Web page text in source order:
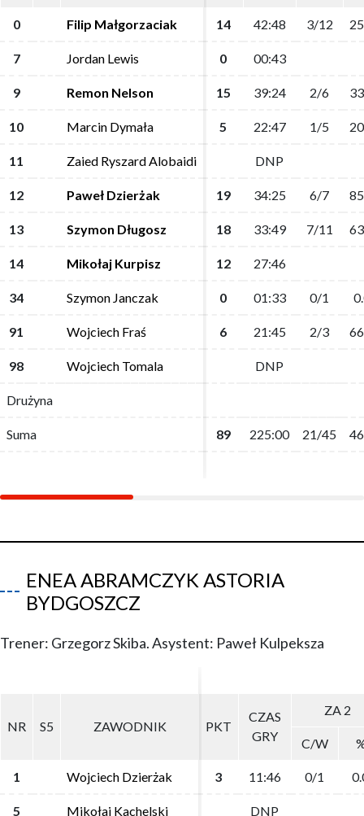
0 Filip Małgorzaciak 14 42:48 3/12
7 Jordan Lewis 0 00:43
9 Remon Nelson 15 39:24 2/6
10 Marcin Dymała 5 22:47 1/5
11 Zaied Ryszard Alobaidi DNP
12 Paweł Dzierżak 19 34:25 6/7
13 Szymon Długosz 18 33:49 7/11
14 Mikołaj Kurpisz 12 27:46
34 Szymon Janczak 0 01:33 0/1
91 Wojciech Fraś 6 21:45 2/3
98 Wojciech Tomala DNP
Drużyna
Suma 89 225:00 21/45
0 Filip Małgorzaciak 14 42:48 3/12
7 Jordan Lewis 0 00:43
9 Remon Nelson 15 39:24 2/6
10 Marcin Dymała 5 22:47 1/5
11 Zaied Ryszard Alobaidi DNP
12 Paweł Dzierżak 19 34:25 6/7
13 Szymon Długosz 18 33:49 7/11
14 Mikołaj Kurpisz 12 27:46
34 Szymon Janczak 0 01:33 0/1
91 Wojciech Fraś 6 21:45 2/3
98 Wojciech Tomala DNP
Drużyna
Suma 89 225:00 21/45
ENEA ABRAMCZYK ASTORIA
BYDGOSZCZ
Trener: Grzegorz Skiba. Asystent: Paweł Kulpeksza
NR S5 ZAWODNIK PKT
CZAS
GRY
ZA 2
C/W
1 Wojciech Dzierżak 3 11:46 0/1
5 Mikołaj Kachelski DNP
NR S5 ZAWODNIK PKT
CZAS
GRY
ZA 2
C/W
1 Wojciech Dzierżak 3 11:46 0/1
5 Mikołaj Kachelski DNP